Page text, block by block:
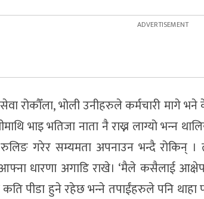
रोकौँला, भोली उनीहरुले कर्मचारी मागे भने के
भाइ भतिजा नाता नै राख्न लाग्यो भन्‍न
रुलिङ गरेर सम्यमता अपनाउन भन्दै
धारणा अगाडि राखे। ‘मैले कसैलाई आक्षेप
कति पीडा हुने रहेछ भन्‍ने तपाईंहरुले पनि थाहा